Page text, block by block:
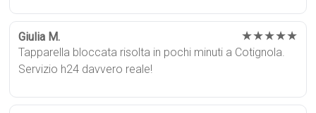
Giulia M. ★★★★★
Tapparella bloccata risolta in pochi minuti a Cotignola.
Servizio h24 davvero reale!